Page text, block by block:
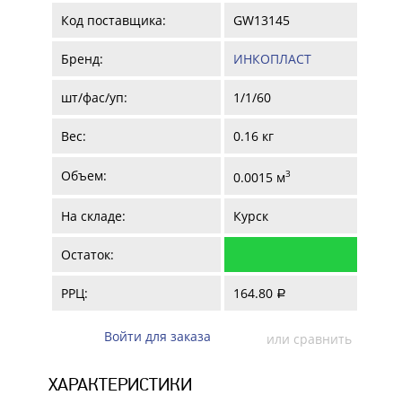
Код поставщика: GW13145
Бренд: ИНКОПЛАСТ
шт/фас/уп: 1/1/60
Вес: 0.16 кг
Объем: 0.0015 м3
На складе: Курск
Остаток:
РРЦ: 164.80 a
Войти для заказа или сравнить
ХАРАКТЕРИСТИКИ